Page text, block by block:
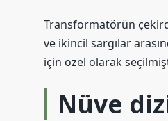
Transformatörün
ve ikincil sargılar
için özel olarak
Nüve